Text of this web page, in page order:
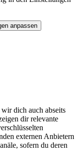
anpassen
dich auch abseits
dir relevante
externen Anbietern
sofern du deren